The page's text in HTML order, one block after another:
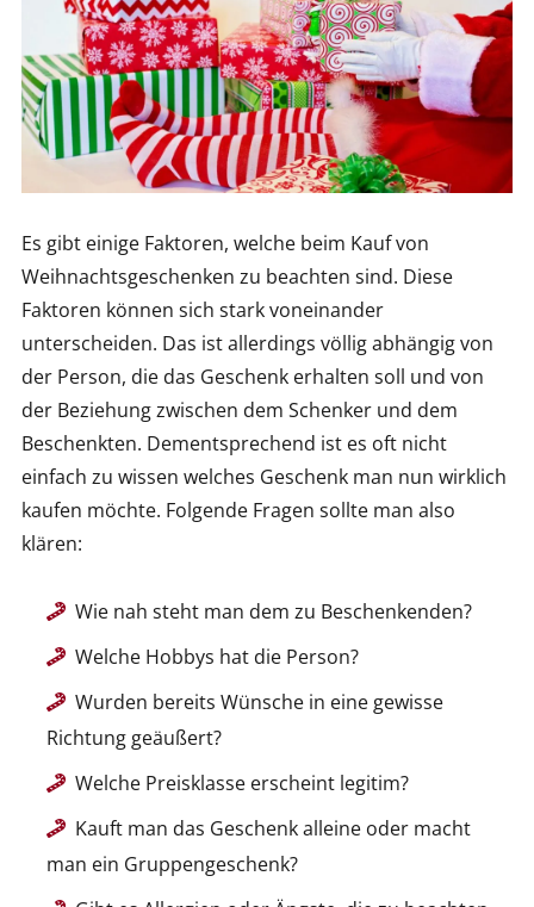
Es gibt einige Faktoren, welche beim Kauf von
Weihnachtsgeschenken zu beachten sind. Diese
Faktoren können sich stark voneinander
unterscheiden. Das ist allerdings völlig abhängig von
der Person, die das Geschenk erhalten soll und von
der Beziehung zwischen dem Schenker und dem
Beschenkten. Dementsprechend ist es oft nicht
einfach zu wissen welches Geschenk man nun wirklich
kaufen möchte. Folgende Fragen sollte man also
klären:
Wie nah steht man dem zu Beschenkenden?
Welche Hobbys hat die Person?
Wurden bereits Wünsche in eine gewisse
Richtung geäußert?
Welche Preisklasse erscheint legitim?
Kauft man das Geschenk alleine oder macht
man ein Gruppengeschenk?